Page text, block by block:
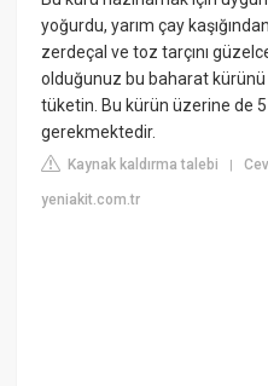
yoğurdu, yarım çay
zerdeçal ve toz tarçını güzelce
olduğunuz bu baharat
tüketin. Bu kürün üzerine de
gerekmektedir.
Kaynak kaldırma talebi |
yeniakit.com.tr